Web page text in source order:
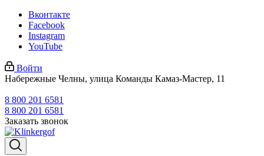
Вконтакте
Facebook
Instagram
YouTube
Войти
Набережные Челны, улица Команды Камаз-Мастер, 11
8 800 201 6581
8 800 201 6581
Заказать звонок